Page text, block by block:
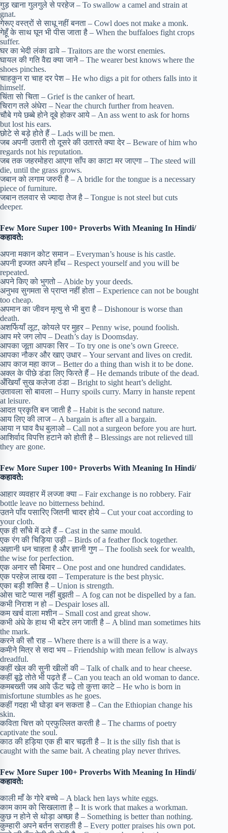
गुड़ खाना गुलगुले से परहेज – To swallow a camel and strain at
gnat.
गेरूए वस्त्रों से साधू नहीं बनता – Cowl does not make a monk.
गेहूँ के साथ घून भी पीस जाता है – When the buffaloes fight crops
suffer.
घर का भेदी लंका ढावे – Traitors are the worst enemies.
घायल की गति वैद्य क्या जाने – The wearer best knows where the
shoes pinches.
चाहकुन रा चाह दर पेश – He who digs a pit for others falls into it
himself.
चिंता सो चिता – Grief is the canker of heart.
चिराग तले अंधेरा – Near the church further from heaven.
चौबे गये छब्बे होने दूबे होकर आये – An ass went to ask for horns
but lost his ears.
छोटे से बड़े होते हैं – Lads will be men.
जब अपनी उतारी तो दूसरे की उतारते क्या देर – Beware of him who
regards not his reputation.
जब तक जहरमोहरा आएगा साँप का काटा मर जाएगा – The steed will
die, until the grass grows.
जबान को लगाम जरुरी है – A bridle for the tongue is a necessary
piece of furniture.
जबान तलवार से ज्यादा तेज है – Tongue is not steel but cuts
deeper.
Few More Super 100+ Proverbs With Meaning In Hindi/
कहावते:
अपना मकान कोट समान – Everyman’s house is his castle.
अपनी इज्जत अपने हाँथ – Respect yourself and you will be
repeated.
अपने किए को भुगतो – Abide by your deeds.
अनुभव सुगमता से प्राप्त नहीं होता – Experience can not be bought
too cheap.
अपमान का जीवन मृत्यु से भी बुरा है – Dishonour is worse than
death.
अशर्फियाँ लूट, कोयले पर मुहर – Penny wise, pound foolish.
आप मरे जग लोप – Death’s day is Doomsday.
आपका जूता आपका सिर – To try one is one’s own Greece.
आपका नौकर और खाए उधार – Your servant and lives on credit.
आप काज महा काज – Better do a thing than wish it to be done.
अक्ल के पीछे डंडा लिए फिरते हैं – He demands tribute of the dead.
अँखियाँ सुख कलेजा ठंडा – Bright to sight heart’s delight.
उतावला सो बावला – Hurry spoils curry. Marry in hanste repent
at leisure.
आदत प्रकृति बन जाती है – Habit is the second nature.
आय लिए की लाज – A bargain is after all a bargain.
आया न घाव वैध बुलाओ – Call not a surgeon before you are hurt.
आशिर्वाद विपत्ति हटाने को होती है – Blessings are not relieved till
they are gone.
Few More Super 100+ Proverbs With Meaning In Hindi/
कहावते:
आहार व्यवहार में लज्जा क्या – Fair exchange is no robbery. Fair
bottle leave no bitterness behind.
उतने पाँव पसारिए जितनी चादर होये – Cut your coat according to
your cloth.
एक ही साँचे में ढले हैं – Cast in the same mould.
एक रंग की चिड़िया उड़ी – Birds of a feather flock together.
अज्ञानी धन चाहता है और ज्ञानी गुण – The foolish seek for wealth,
the wise for perfection.
एक अनार सौ बिमार – One post and one hundred candidates.
एक परहेज लाख दवा – Temperature is the best physic.
एका बड़ी शक्ति है – Union is strength.
ओस चाटे प्यास नहीं बुझती – A fog can not be dispelled by a fan.
कभी निराश न हो – Despair loses all.
कम खर्च वाला मशीन – Small cost and great show.
कभी अंधे के हाथ भी बटेर लग जाती है – A blind man sometimes hits
the mark.
करने की सौ राह – Where there is a will there is a way.
कमीने मित्र से सदा भय – Friendship with mean fellow is always
dreadful.
कहीं खेल की सुनी खीलों की – Talk of chalk and to hear cheese.
कहीं बूढ़े तोते भी पढ़ते हैं – Can you teach an old woman to dance.
कमबख्ती जब आवे ऊँट चढ़े तो कुत्ता काटे – He who is born in
misfortune stumbles as he goes.
कहीं गदहा भी घोड़ा बन सकता है – Can the Ethiopian change his
skin.
कविता चित्त को प्रफुल्लित करती है – The charms of poetry
captivate the soul.
काठ की हड़िया एक ही बार चढ़ती है – It is the silly fish that is
caught with the same bait. A cheating play never thrives.
Few More Super 100+ Proverbs With Meaning In Hindi/
कहावते:
काली माँ के गोरे बच्चे – A black hen lays white eggs.
काम काम को सिखलाता है – It is work that makes a workman.
कुछ न होने से थोड़ा अच्छा है – Something is better than nothing.
कुम्हारी अपने बर्तन सराहती है – Every potter praises his own pot.